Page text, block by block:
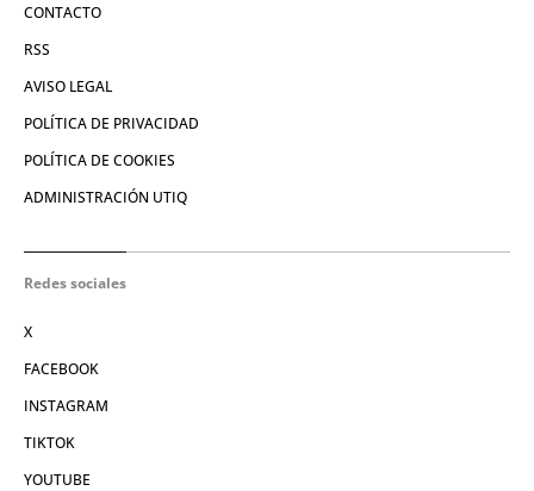
CONTACTO
RSS
AVISO LEGAL
POLÍTICA DE PRIVACIDAD
POLÍTICA DE COOKIES
ADMINISTRACIÓN UTIQ
Redes sociales
X
FACEBOOK
INSTAGRAM
TIKTOK
YOUTUBE